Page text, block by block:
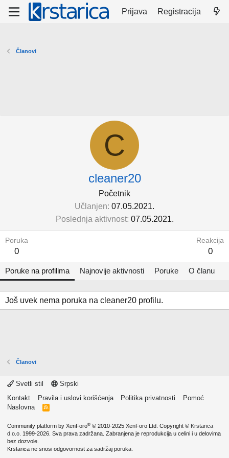
Prijava Registracija
Članovi
C
cleaner20
Početnik
Učlanjen 07.05.2021.
Poslednja aktivnost 07.05.2021.
Poruka
0
Reakcija
0
Poruke na profilima Najnovije aktivnosti Poruke O članu
Još uvek nema poruka na cleaner20 profilu.
Članovi
Svetli stil
Srpski
Kontakt
Pravila i uslovi korišćenja Politika privatnosti
Pomoć
Naslovna
R
Community platform by XenForo® © 2010-2025 XenForo Ltd. Copyright © Krstarica
d.o.o. 1999-2026. Sva prava zadržana. Zabranjena je reprodukcija u celini i u delovima
bez dozvole.
Krstarica ne snosi odgovornost za sadržaj poruka.